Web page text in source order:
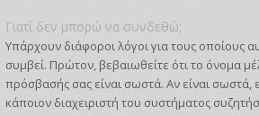
Γιατί δεν μπορώ να συνδεθώ;
Υπάρχουν διάφοροι λόγοι για τους οποίους
συμβεί. Πρώτον, βεβαιωθείτε ότι το όνομα
πρόσβασής σας είναι σωστά. Αν είναι σωστά,
κάποιον διαχειριστή του συστήματος